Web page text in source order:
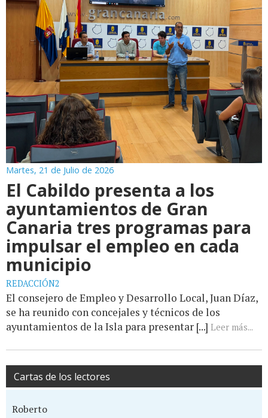
Martes, 21 de Julio de 2026
El Cabildo presenta a los
ayuntamientos de Gran
Canaria tres programas para
impulsar el empleo en cada
municipio
REDACCIÓN2
El consejero de Empleo y Desarrollo Local, Juan Díaz,
se ha reunido con concejales y técnicos de los
ayuntamientos de la Isla para presentar [...] Leer más...
Cartas de los lectores
Roberto